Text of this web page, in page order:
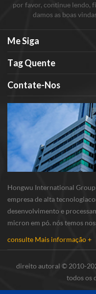
por favor, continue lendo,
damos as boas
Me Siga
Tag Quente
Contate-Nos
Hongwu International Group
empresa de alta
desenvolvimento e
micron em pó. nós temos
consulte Mais informação +
direito autoral © 2010-
todos os